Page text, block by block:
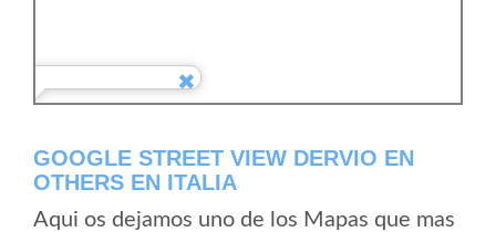
GOOGLE STREET VIEW DERVIO EN
OTHERS EN ITALIA
Aqui os dejamos uno de los Mapas que mas